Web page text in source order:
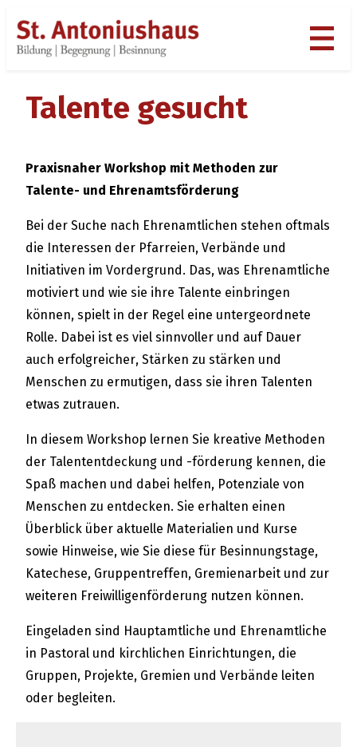
Zum
Inhalt
springen
Talente gesucht
Praxisnaher Workshop mit Methoden zur
Talente- und Ehrenamtsförderung
Bei der Suche nach Ehrenamtlichen stehen oftmals
die Interessen der Pfarreien, Verbände und
Initiativen im Vordergrund. Das, was Ehrenamtliche
motiviert und wie sie ihre Talente einbringen
können, spielt in der Regel eine untergeordnete
Rolle. Dabei ist es viel sinnvoller und auf Dauer
auch erfolgreicher, Stärken zu stärken und
Menschen zu ermutigen, dass sie ihren Talenten
etwas zutrauen.
In diesem Workshop lernen Sie kreative Methoden
der Talententdeckung und -förderung kennen, die
Spaß machen und dabei helfen, Potenziale von
Menschen zu entdecken. Sie erhalten einen
Überblick über aktuelle Materialien und Kurse
sowie Hinweise, wie Sie diese für Besinnungstage,
Katechese, Gruppentreffen, Gremienarbeit und zur
weiteren Freiwilligenförderung nutzen können.
Eingeladen sind Hauptamtliche und Ehrenamtliche
in Pastoral und kirchlichen Einrichtungen, die
Gruppen, Projekte, Gremien und Verbände leiten
oder begleiten.